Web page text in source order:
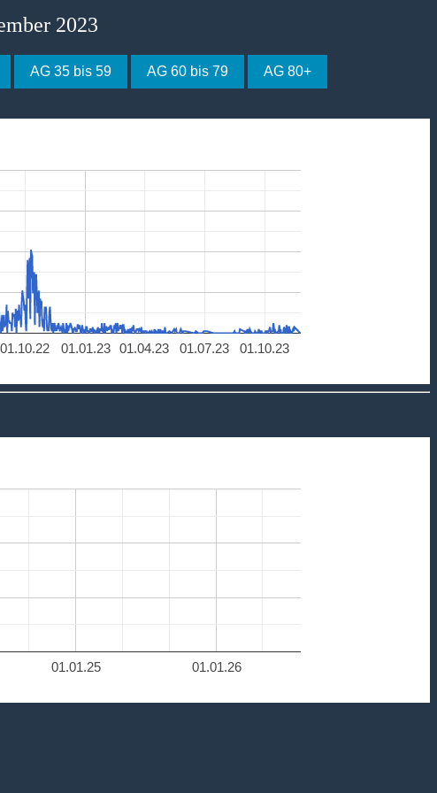
2023
AG 35 bis 59 AG 60 bis 79 AG 80+
01.01.23
01.10.22 01.04.23 01.07.23 01.10.23
01.01.25 01.01.26